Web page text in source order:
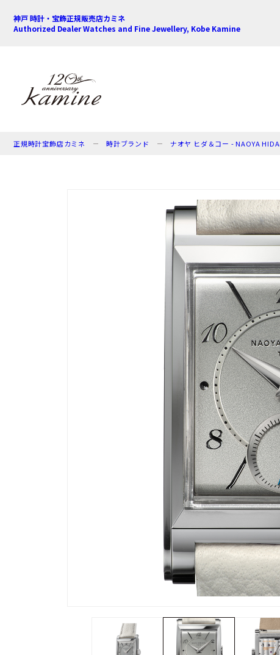
神戸 時計・宝飾正規販売店カミネ
Authorized Dealer Watches and Fine Jewellery, Kobe Kamine
正規時計宝飾店カミネ 時計ブランド ナオヤ ヒダ＆コー - NAOYA